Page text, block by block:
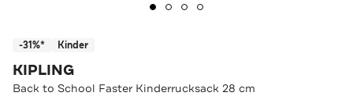
-31%* Kinder
KIPLING
Back to School Faster Kinderrucksack 28 cm